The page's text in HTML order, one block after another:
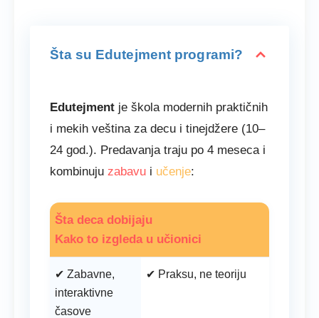
Šta su Edutejment programi?
Edutejment je škola modernih praktičnih
i mekih veština za decu i tinejdžere (10–
24 god.). Predavanja traju po 4 meseca i
kombinuju zabavu i učenje:
Šta deca dobijaju
Kako to izgleda u učionici
✔ Zabavne,
interaktivne
časove
✔ Praksu, ne teoriju